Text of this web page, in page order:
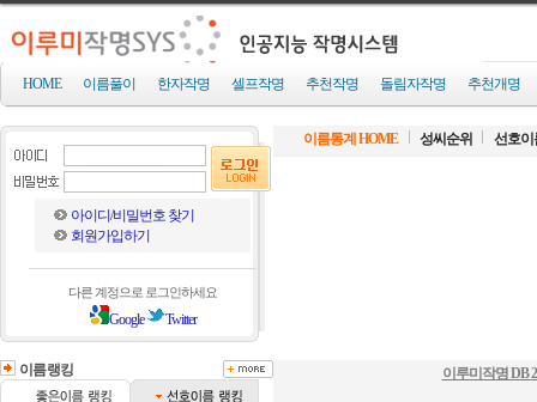
HOME 이름풀이 한자작명 셀프작명 추천작명 돌림자작명 추천개명
아이디/비밀번호 찾기
회원가입하기
다른 계정으로 로그인하세요
Google Twitter
이름랭킹
이름통계 HOME 성씨순위 선호
이루미작명 DB